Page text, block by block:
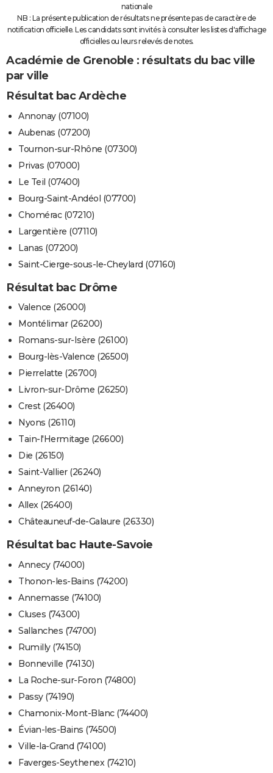
nationale
NB : La présente publication de résultats ne présente pas de caractère de
notification officielle. Les candidats sont invités à consulter les listes d'affichage
officielles ou leurs relevés de notes.
Académie de Grenoble : résultats du bac ville
par ville
Résultat bac Ardèche
Annonay (07100)
Aubenas (07200)
Tournon-sur-Rhône (07300)
Privas (07000)
Le Teil (07400)
Bourg-Saint-Andéol (07700)
Chomérac (07210)
Largentière (07110)
Lanas (07200)
Saint-Cierge-sous-le-Cheylard (07160)
Résultat bac Drôme
Valence (26000)
Montélimar (26200)
Romans-sur-Isère (26100)
Bourg-lès-Valence (26500)
Pierrelatte (26700)
Livron-sur-Drôme (26250)
Crest (26400)
Nyons (26110)
Tain-l'Hermitage (26600)
Die (26150)
Saint-Vallier (26240)
Anneyron (26140)
Allex (26400)
Châteauneuf-de-Galaure (26330)
Résultat bac Haute-Savoie
Annecy (74000)
Thonon-les-Bains (74200)
Annemasse (74100)
Cluses (74300)
Sallanches (74700)
Rumilly (74150)
Bonneville (74130)
La Roche-sur-Foron (74800)
Passy (74190)
Chamonix-Mont-Blanc (74400)
Évian-les-Bains (74500)
Ville-la-Grand (74100)
Faverges-Seythenex (74210)